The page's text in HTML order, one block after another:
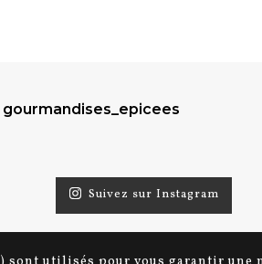
gourmandises_epicees
Suivez sur Instagram